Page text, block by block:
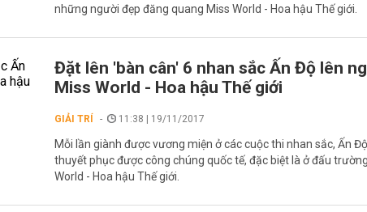
những người đẹp đăng quang Miss World - Hoa hậu Thế giới.
Đặt lên 'bàn cân' 6 nhan sắc Ấn Độ lên
Miss World - Hoa hậu Thế giới
GIẢI TRÍ 11:38 | 19/11/2017
Mỗi lần giành được vương miện ở các cuộc thi nhan sắc, Ấn
thuyết phục được công chúng quốc tế, đặc biệt là ở đấu
World - Hoa hậu Thế giới.